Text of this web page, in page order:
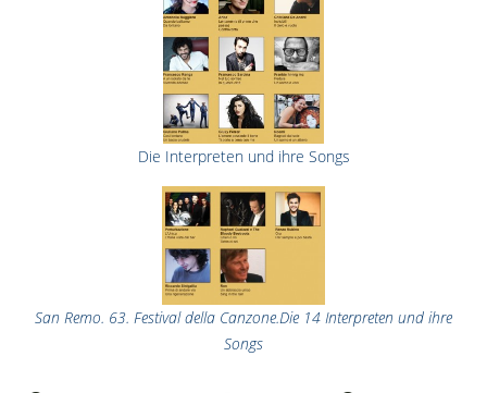
Die Interpreten und ihre Songs
San Remo. 63. Festival della Canzone.Die 14 Interpreten und ihre
Songs